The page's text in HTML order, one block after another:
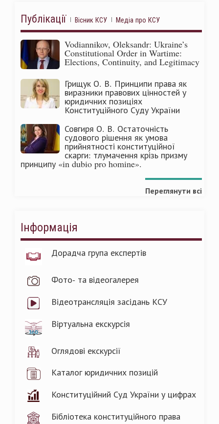
Публікації Вісник КСУ Медіа про КСУ
Vodiannikov, Oleksandr: Ukraine’s
Constitutional Order in Wartime:
Elections, Continuity, and Legitimacy
Грищук О. В. Принципи права як
виразники правових цінностей у
юридичних позиціях
Конституційного Суду України
Совгиря О. В. Остаточність
судового рішення як умова
прийнятності конституційної
скарги: тлумачення крізь призму
принципу «in dubio pro homine».
Переглянути всі
Інформація
Дорадча група експертів
Фото- та відеогалерея
Відеотрансляція засідань КСУ
Віртуальна екскурсія
Оглядові екскурсії
Каталог юридичних позицій
Конституційний Суд України у цифрах
Бібліотека конституційного права